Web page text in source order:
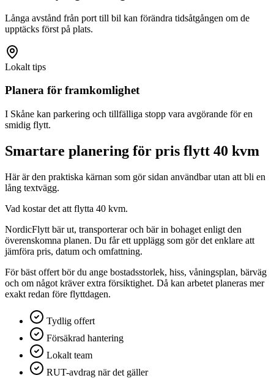
Långa avstånd från port till bil kan förändra tidsåtgången om de
upptäcks först på plats.
Lokalt tips
Planera för framkomlighet
I Skåne kan parkering och tillfälliga stopp vara avgörande för en
smidig flytt.
Smartare planering för pris flytt 40 kvm
Här är den praktiska kärnan som gör sidan användbar utan att bli en
lång textvägg.
Vad kostar det att flytta 40 kvm.
NordicFlytt bär ut, transporterar och bär in bohaget enligt den
överenskomna planen. Du får ett upplägg som gör det enklare att
jämföra pris, datum och omfattning.
För bäst offert bör du ange bostadsstorlek, hiss, våningsplan, bärväg
och om något kräver extra försiktighet. Då kan arbetet planeras mer
exakt redan före flyttdagen.
Tydlig offert
Försäkrad hantering
Lokalt team
RUT-avdrag när det gäller